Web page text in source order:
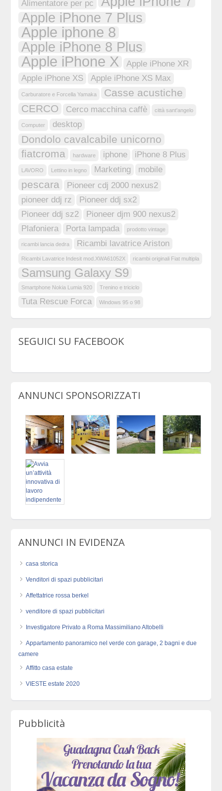
Alimentatore per pc
Apple iPhone 7 Plus
Apple iphone 8
Apple iPhone 8 Plus
Apple iPhone X
Apple iPhone XR
Apple iPhone XS
Apple iPhone XS Max
Carburatore e Forcella Yamaka
Casse acustiche
CERCO
Cerco macchina caffè città sant'angelo
Computer desktop
Dondolo cavalcabile unicorno
fiatcroma
hardware iphone iPhone 8 Plus
LAVORO Lettino in legno Marketing mobile
pescara
Pioneer cdj 2000 nexus2
pioneer ddj rz
Pioneer ddj sx2
Pioneer ddj sz2
Pioneer djm 900 nexus2
Plafoniera
Porta lampada prodotto vintage
ricambi lancia dedra Ricambi lavatrice Ariston
Ricambi Lavatrice Indesit mod.XWA61052X ricambi originali Fiat multipla
Samsung Galaxy S9
Smartphone Nokia Lumia 920 Trenino e triciclo
Tuta Rescue Forca Windows 95 o 98
SEGUICI SU FACEBOOK
ANNUNCI SPONSORIZZATI
ANNUNCI IN EVIDENZA
casa storica
Venditori di spazi pubblicitari
Affettatrice rossa berkel
venditore di spazi pubblicitari
Investigatore Privato a Roma Massimiliano Altobelli
Appartamento panoramico nel verde con garage, 2 bagni e due
camere
Affitto casa estate
VIESTE estate 2020
Pubblicità